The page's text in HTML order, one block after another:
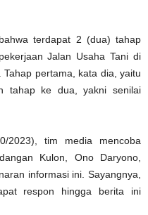
terdapat 2 (dua) tahap
Jalan Usaha Tani di
pertama, kata dia, yaitu
tahap ke dua, yakni senilai
2023), tim media mencoba
Kulon, Ono Daryono,
informasi ini. Sayangnya,
respon hingga berita ini